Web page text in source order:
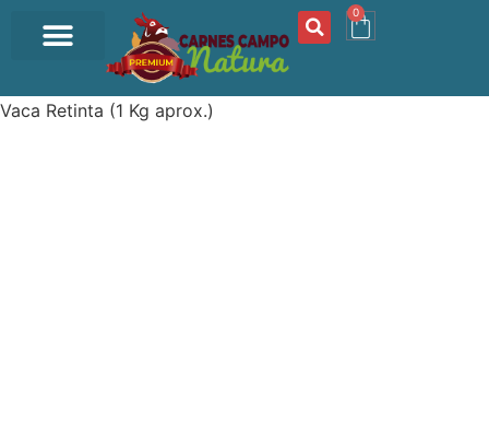
0
Comprar Carne
Vaca Retinta (1 Kg aprox.)